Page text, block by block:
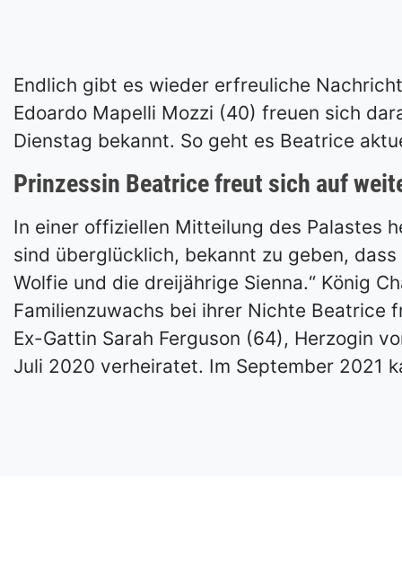
Endlich gibt es wieder erfreuliche
Edoardo Mapelli Mozzi (40) freuen sich
Dienstag bekannt. So geht es Beatrice
Prinzessin Beatrice freut sich auf
In einer offiziellen Mitteilung des Palastes
sind überglücklich, bekannt zu geben,
Wolfie und die dreijährige Sienna.“ König
Familienzuwachs bei ihrer Nichte Beatrice
Ex-Gattin Sarah Ferguson (64), Herzogin
Juli 2020 verheiratet. Im September 2021